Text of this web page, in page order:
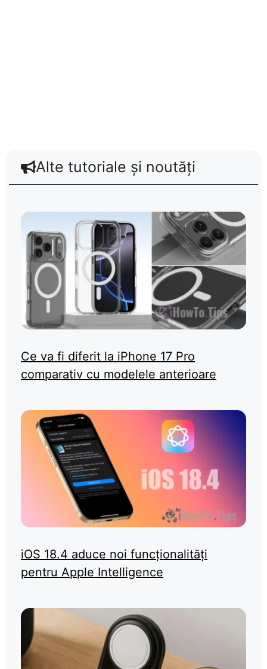
Alte tutoriale și noutăți
Ce va fi diferit la iPhone 17 Pro
comparativ cu modelele anterioare
iOS 18.4 aduce noi funcționalități
pentru Apple Intelligence